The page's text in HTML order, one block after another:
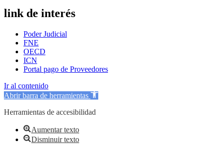
link de interés
Poder Judicial
FNE
OECD
ICN
Portal pago de Proveedores
Ir al contenido
Abrir barra de herramientas
Herramientas de accesibilidad
Aumentar texto
Disminuir texto